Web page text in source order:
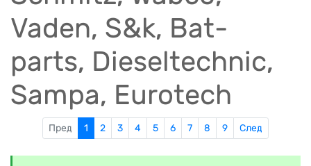
Vaden, S&k, Bat-
parts, Dieseltechnic,
Sampa, Eurotech
Пред 1 2 3 4 5 6 7 8 9 След